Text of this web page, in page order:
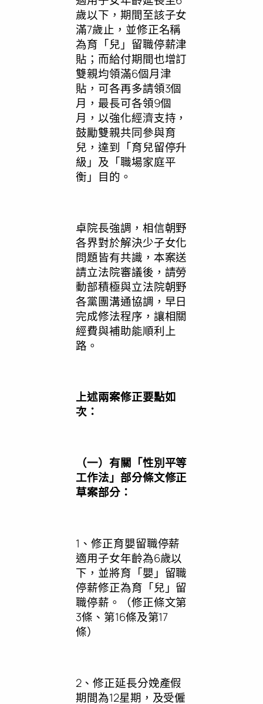
歲以下，期間至該子女
滿7歲止，並修正名稱
為育「兒」留職停薪津
貼；而給付期間也增訂
雙親均領滿6個月津
貼，可各再多請領3個
月，最長可各領9個
月，以強化經濟支持，
鼓勵雙親共同參與育
兒，達到「育兒留停升
級」及「職場家庭平
衡」目的。
卓院長強調，相信朝野
各界對於解決少子女化
問題皆有共識，本案送
請立法院審議後，請勞
動部積極與立法院朝野
各黨團溝通協調，早日
完成修法程序，讓相關
經費與補助能順利上
路。
上述兩案修正要點如
次：
（一）有關「性別平等
工作法」部分條文修正
草案部分：
1、修正育嬰留職停薪
適用子女年齡為6歲以
下，並將育「嬰」留職
停薪修正為育「兒」留
職停薪。（修正條文第
3條、第16條及第17
條）
2、修正延長分娩產假
期間為12星期，及受僱